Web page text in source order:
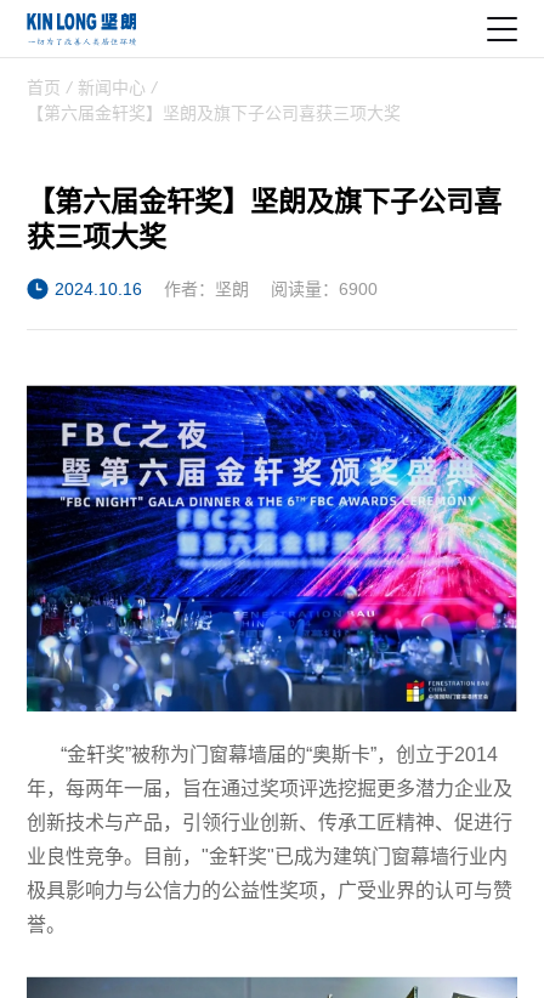
首页 / 新闻中心 /
【第六届金轩奖】坚朗及旗下子公司喜获三项大奖
【第六届金轩奖】坚朗及旗下子公司喜
获三项大奖
2024.10.16 作者：坚朗 阅读量：6900
“金轩奖”被称为门窗幕墙届的“奥斯卡”，创立于2014
年，每两年一届，旨在通过奖项评选挖掘更多潜力企业及
创新技术与产品，引领行业创新、传承工匠精神、促进行
业良性竞争。目前，"金轩奖"已成为建筑门窗幕墙行业内
极具影响力与公信力的公益性奖项，广受业界的认可与赞
誉。